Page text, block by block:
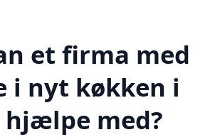
et firma med
i nyt køkken i
hjælpe med?